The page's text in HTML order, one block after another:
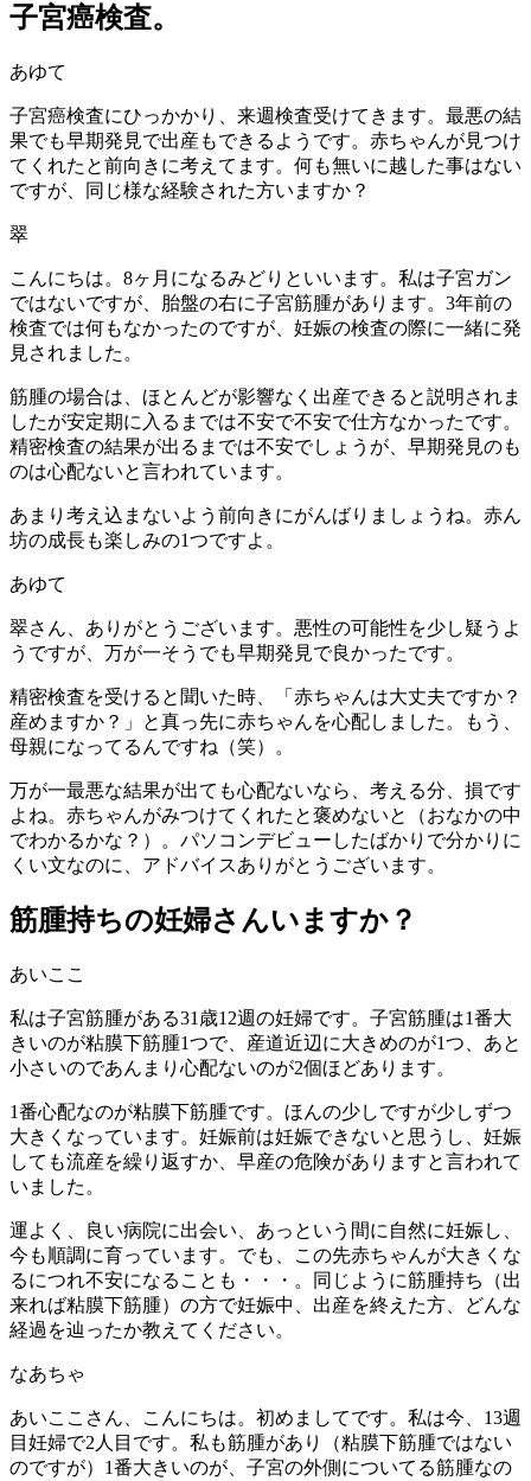
子宮癌検査。
あゆて
子宮癌検査にひっかかり、来週検査受けてきます。最悪の結
果でも早期発見で出産もできるようです。赤ちゃんが見つけ
てくれたと前向きに考えてます。何も無いに越した事はない
ですが、同じ様な経験された方いますか？
翠
こんにちは。8ヶ月になるみどりといいます。私は子宮ガン
ではないですが、胎盤の右に子宮筋腫があります。3年前の
検査では何もなかったのですが、妊娠の検査の際に一緒に発
見されました。
筋腫の場合は、ほとんどが影響なく出産できると説明されま
したが安定期に入るまでは不安で不安で仕方なかったです。
精密検査の結果が出るまでは不安でしょうが、早期発見のも
のは心配ないと言われています。
あまり考え込まないよう前向きにがんばりましょうね。赤ん
坊の成長も楽しみの1つですよ。
あゆて
翠さん、ありがとうございます。悪性の可能性を少し疑うよ
うですが、万が一そうでも早期発見で良かったです。
精密検査を受けると聞いた時、「赤ちゃんは大丈夫ですか？
産めますか？」と真っ先に赤ちゃんを心配しました。もう、
母親になってるんですね（笑）。
万が一最悪な結果が出ても心配ないなら、考える分、損です
よね。赤ちゃんがみつけてくれたと褒めないと（おなかの中
でわかるかな？）。パソコンデビューしたばかりで分かりに
くい文なのに、アドバイスありがとうございます。
筋腫持ちの妊婦さんいますか？
あいここ
私は子宮筋腫がある31歳12週の妊婦です。子宮筋腫は1番大
きいのが粘膜下筋腫1つで、産道近辺に大きめのが1つ、あと
小さいのであんまり心配ないのが2個ほどあります。
1番心配なのが粘膜下筋腫です。ほんの少しですが少しずつ
大きくなっています。妊娠前は妊娠できないと思うし、妊娠
しても流産を繰り返すか、早産の危険がありますと言われて
いました。
運よく、良い病院に出会い、あっという間に自然に妊娠し、
今も順調に育っています。でも、この先赤ちゃんが大きくな
るにつれ不安になることも・・・。同じように筋腫持ち（出
来れば粘膜下筋腫）の方で妊娠中、出産を終えた方、どんな
経過を辿ったか教えてください。
なあちゃ
あいここさん、こんにちは。初めましてです。私は今、13週
目妊婦で2人目です。私も筋腫があり（粘膜下筋腫ではない
のですが）1番大きいのが、子宮の外側についてる筋腫なの